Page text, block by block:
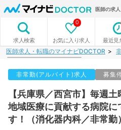
医師の求
求人検索 お気に入り求人
0
最近見
医師求人・転職のマイナビDOCTOR
非常勤(アルバイト)求人 募集
【兵庫県／西宮市】毎週
地域医療に貢献する病院
す！（消化器内科／非常勤）